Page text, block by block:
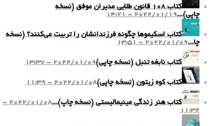
کتاب ۱۰۸ قانون طلایی مدیران موفق (نسخه
چاپی)...2022/01/19 - 14:21
کتاب اسکیموها چگونه فرزندانشان را تربیت می‌کنند؟ (نسخه
چا...2022/01/09 - 13:51
کتاب نابغه تنبل (نسخه چاپی)2022/01/09 - 13:37
کتاب کوه زیتون (نسخه چاپی)2022/01/08 - 11:39
کتاب هنر زندگی مینیمالیستی (نسخه چاپ)...
2022/01/08 -
11:32